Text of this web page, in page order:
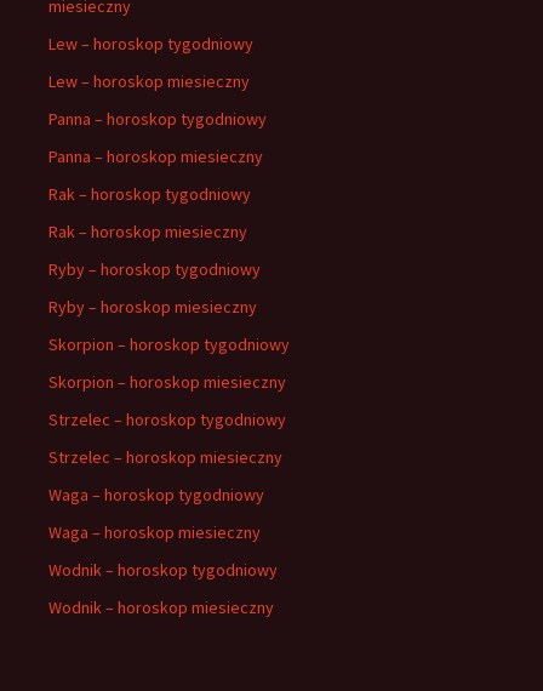
miesieczny
Lew – horoskop tygodniowy
Lew – horoskop miesieczny
Panna – horoskop tygodniowy
Panna – horoskop miesieczny
Rak – horoskop tygodniowy
Rak – horoskop miesieczny
Ryby – horoskop tygodniowy
Ryby – horoskop miesieczny
Skorpion – horoskop tygodniowy
Skorpion – horoskop miesieczny
Strzelec – horoskop tygodniowy
Strzelec – horoskop miesieczny
Waga – horoskop tygodniowy
Waga – horoskop miesieczny
Wodnik – horoskop tygodniowy
Wodnik – horoskop miesieczny